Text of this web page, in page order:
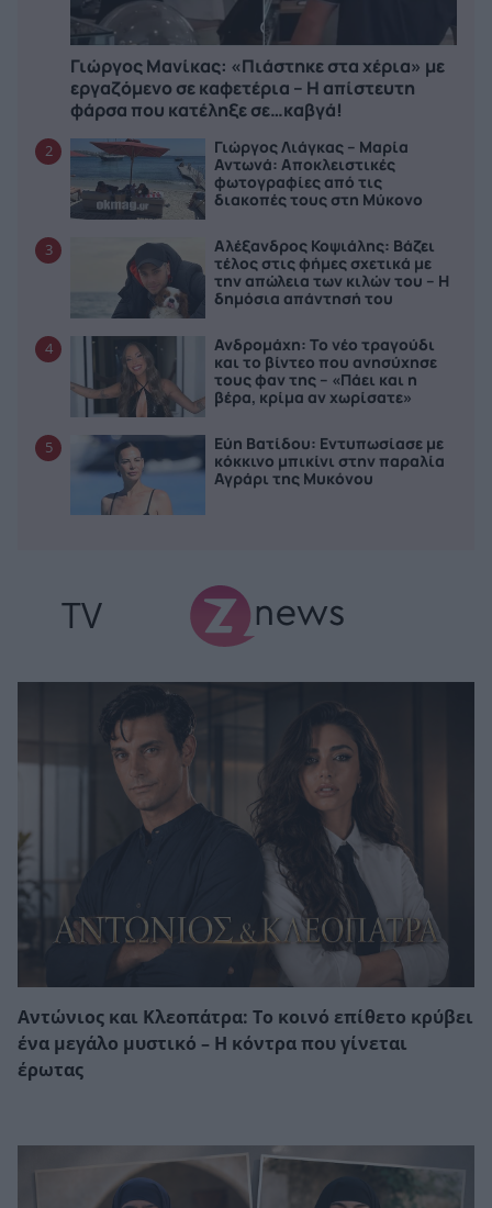
Γιώργος Μανίκας: «Πιάστηκε στα χέρια» με
εργαζόμενο σε καφετέρια – Η απίστευτη
φάρσα που κατέληξε σε…καβγά!
2
Γιώργος Λιάγκας – Μαρία
Αντωνά: Αποκλειστικές
φωτογραφίες από τις
διακοπές τους στη Μύκονο
3
Αλέξανδρος Κοψιάλης: Βάζει
τέλος στις φήμες σχετικά με
την απώλεια των κιλών του – Η
δημόσια απάντησή του
4
Ανδρομάχη: Το νέο τραγούδι
και το βίντεο που ανησύχησε
τους φαν της – «Πάει και η
βέρα, κρίμα αν χωρίσατε»
5
Εύη Βατίδου: Εντυπωσίασε με
κόκκινο μπικίνι στην παραλία
Αγράρι της Μυκόνου
TV
Αντώνιος και Κλεοπάτρα: Το κοινό επίθετο κρύβει
ένα μεγάλο μυστικό – Η κόντρα που γίνεται
έρωτας